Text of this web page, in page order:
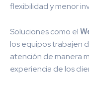
flexibilidad y menor
Soluciones como el
los equipos trabajen
atención de manera
experiencia de los